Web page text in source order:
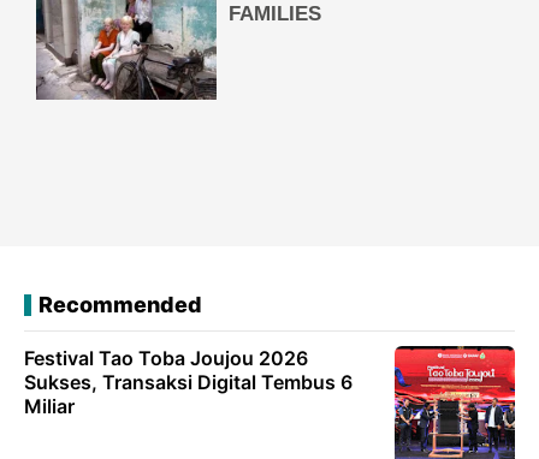
Recommended
Festival Tao Toba Joujou 2026
Sukses, Transaksi Digital Tembus 6
Miliar